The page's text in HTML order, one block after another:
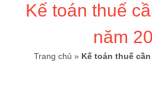
Kế toán thuế
năm
Trang chủ » Kế toán thuế